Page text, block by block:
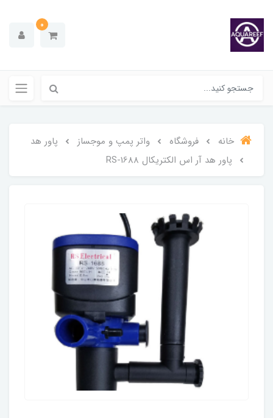
0
خانه فروشگاه واتر پمپ و موجساز
پاور هد
پاور هد آر اس الکتریکال RS-1688